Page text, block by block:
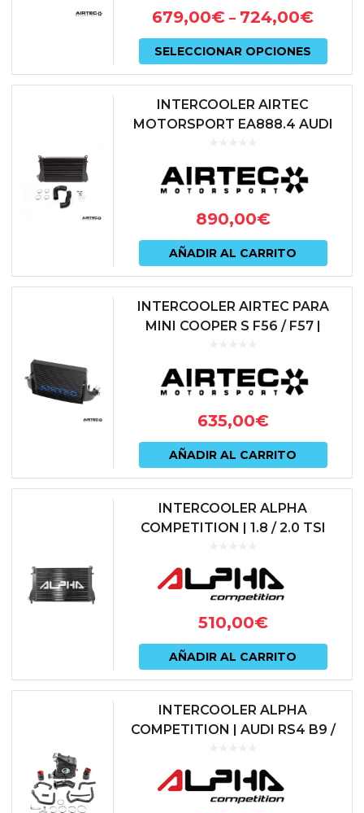
elegir
la
679,00€ – 724,00€
SELECCIONAR OPCIONES
Este
elegir
en
INTERCOOLER AIRTEC
MOTORSPORT EA888.4 AUDI
GTI – R
890,00€
AÑADIR AL CARRITO
INTERCOOLER AIRTEC PARA
MINI COOPER S F56 / F57 |
635,00€
AÑADIR AL CARRITO
INTERCOOLER ALPHA
COMPETITION | 1.8 / 2.0 TSI
ALPHA COMPETITION | AC-
MQB-IC
510,00€
AÑADIR AL CARRITO
INTERCOOLER ALPHA
COMPETITION | AUDI RS4 B9 /
AC-B9RS-IC